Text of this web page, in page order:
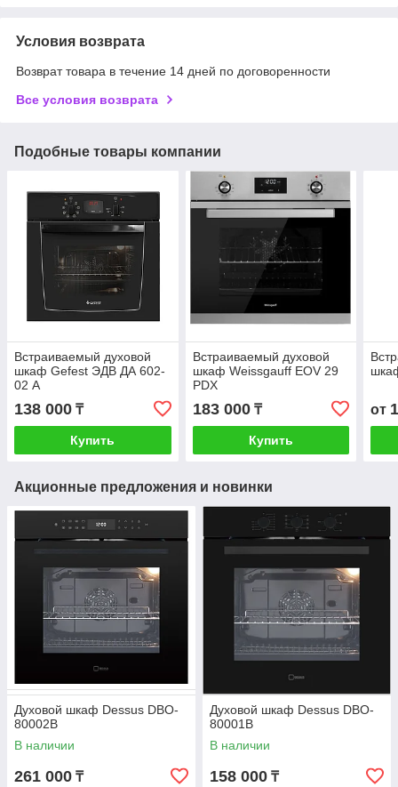
Условия возврата
Возврат товара в течение 14 дней по договоренности
Все условия возврата
Подобные товары компании
Встраиваемый духовой
шкаф Gefest ЭДВ ДА 602-
02 А
138 000 ₸
Купить
Встраиваемый духовой
шкаф Weissgauff EOV 29
PDX
183 000₸
Купить
от
Акционные предложения и новинки
Духовой шкаф Dessus DBO-
80002B
В наличии
261 000 ₸
Духовой шкаф Dessus DBO-
80001B
В наличии
158 000 ₸